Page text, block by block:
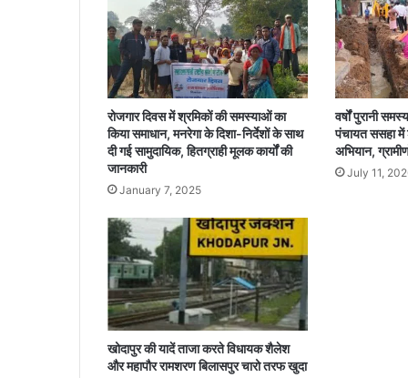
र्रा
ज्यी
गि
रो
ह
के
पां
च
आ
पि
यों
को
प
क
ड़
में
रोजगार दिवस में श्रमिकों की समस्याओं का
किया समाधान, मनरेगा के दिशा-निर्देशों के साथ
दी गई सामुदायिक, हितग्राही मूलक कार्यों की
जानकारी
January 7, 2025
वर्षों पुरानी
पंचायत ससहा
अभियान,
July 11,
खोदापुर की यादें ताजा करते विधायक शैलेश
और महापौर रामशरण बिलासपुर चारो तरफ खुदा